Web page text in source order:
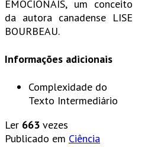
EMOCIONAIS, um conceito
da autora canadense LISE
BOURBEAU.
Informações adicionais
Complexidade do
Texto Intermediário
Ler 663 vezes
Publicado em Ciência